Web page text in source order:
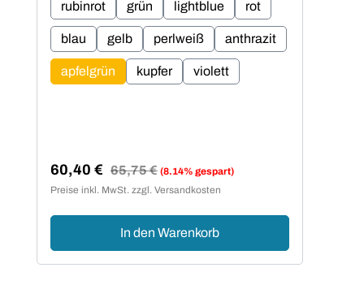
rubinrot grün lightblue rot
blau gelb perlweiß anthrazit
apfelgrün kupfer violett
Verkaufspreis:
60,40 € Regulärer Preis:
65,75 € (8.14% gespart)
Preise inkl. MwSt. zzgl. Versandkosten
In den Warenkorb